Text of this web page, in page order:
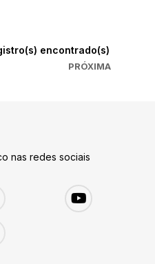
encontrado(s)
PRÓXIMA
nas redes sociais